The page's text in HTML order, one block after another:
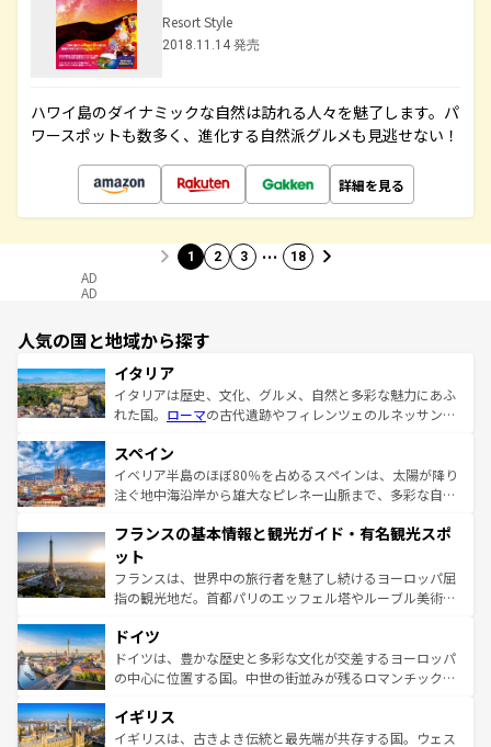
Resort Style
2018.11.14 発売
ハワイ島のダイナミックな自然は訪れる人々を魅了します。パ
ワースポットも数多く、進化する自然派グルメも見逃せない！
詳細を見る
1 2 3 … 18
AD
AD
人気の国と地域から探す
イタリア
イタリアは歴史、文化、グルメ、自然と多彩な魅力にあふ
れた国。 ローマの古代遺跡やフィレンツェのルネッサンス
ろん、トスカーナの美しい田園風景やアマルフィ海岸の絶
景など、自然景観も見逃せない。観光の合間には、本場の
ピザやパスタなど、絶品のイタリア料理を堪能することも
ませてくれるイタリアで、忘れられない旅をしてみよう！
なお、新着のイタリア情報は
しい。
スペイン
イベリア半島のほぼ80％を占めるスペインは、太陽が降り
注ぐ地中海沿岸から雄大なピレネー山脈まで、多彩な自然
文化が根付くこの国では、情熱的なフラメンコ、熱気あふ
れる闘牛、そして美味しいタパスが生活の一部となってい
る。首都マドリードの洗練された雰囲気や、バルセロナの
アートに溢れた街角から、地方では古代ローマ遺跡や中世
せる。地方によって風土や気候が異なるスペインはその個
性で訪れる人を魅了する。 なお、新着のスペイン情報は コ
ンテンツ一覧を参照してほしい。
フランスの基本情報と観光ガイド・有名観光スポ
ット
フランスは、世界中の旅行者を魅了し続けるヨーロッパ屈
指の観光地だ。首都パリのエッフェル塔やルーブル美術館
で、幅広い魅力が詰まっている。華麗な宮殿、歴史的な大
聖堂、美しいビーチ、そして豊かな自然が、訪れる者を心
から魅了する。また、フランスは美食の国としても知ら
いる。シャンパンの発祥地であるランス、プロヴァンスの
香り高いラベンダー畑など、多彩な楽しみ方が可能だ。さ
ドイツ
ドイツは、豊かな歴史と多彩な文化が交差するヨーロッパ
の中心に位置する国。中世の街並みが残るロマンチック街
顔を持つこの国は、どこを歩いても飽きることがない。ベ
ルリンの文化的活気、バイエルン州のアルプスの絶景、そ
イギリス
イギリスは、古きよき伝統と最先端が共存する国。ウェス